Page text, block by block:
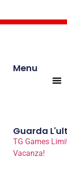
Menu
Guarda
TG Games
Vacanza!